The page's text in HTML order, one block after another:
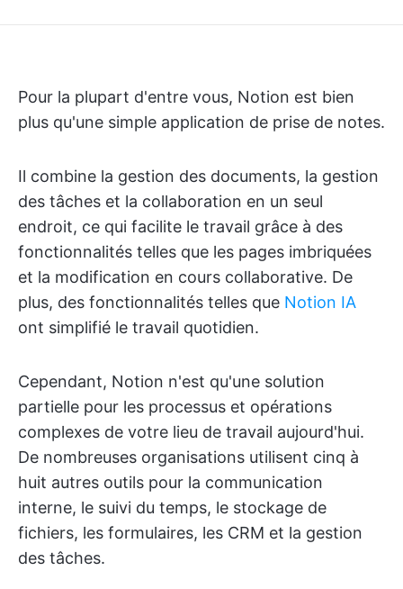
Pour la plupart d'entre vous, Notion est bien
plus qu'une simple application de prise de notes.
Il combine la gestion des documents, la gestion
des tâches et la collaboration en un seul
endroit, ce qui facilite le travail grâce à des
fonctionnalités telles que les pages imbriquées
et la modification en cours collaborative. De
plus, des fonctionnalités telles que Notion IA
ont simplifié le travail quotidien.
Cependant, Notion n'est qu'une solution
partielle pour les processus et opérations
complexes de votre lieu de travail aujourd'hui.
De nombreuses organisations utilisent cinq à
huit autres outils pour la communication
interne, le suivi du temps, le stockage de
fichiers, les formulaires, les CRM et la gestion
des tâches.